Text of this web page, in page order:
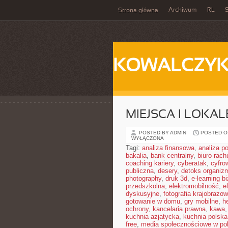
Strona główna Archiwum RL
MIEJSCA I
POSTED BY ADMIN POSTED
WYŁĄCZONA
Tagi: analiza finansowa, analiza
bakalia, bank centralny, biuro
coaching kariery, cyberatak,
publiczna, desery, detoks
photography, druk 3d, e-learning
przedszkolna, elektromobilność,
dyskusyjne, fotografia
gotowanie w domu, gry mobilne,
ochrony, kancelaria prawna, kawa,
kuchnia azjatycka, kuchnia polska
free, media społecznościowe w